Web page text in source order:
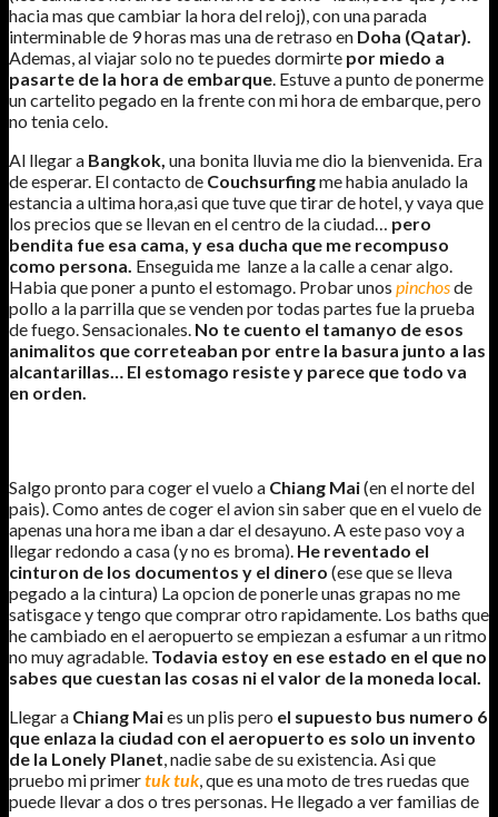
hacia mas que cambiar la hora del reloj), con una parada
interminable de 9 horas mas una de retraso en Doha (Qatar).
Ademas, al viajar solo no te puedes dormirte por miedo a
pasarte de la hora de embarque . Estuve a punto de ponerme
un cartelito pegado en la frente con mi hora de embarque, pero
no tenia celo.
Al llegar a Bangkok, una bonita lluvia me dio la bienvenida. Era
de esperar. El contacto de Couchsurfingme habia anulado la
estancia a ultima hora,asi que tuve que tirar de hotel, y vaya que
los precios que se llevan en el centro de la ciudad… pero
bendita fue esa cama, y esa ducha que me recompuso
como persona. Enseguida me lanze a la calle a cenar algo.
Habia que poner a punto el estomago. Probar unos pinchosde
pollo a la parrilla que se venden por todas partes fue la prueba
de fuego. Sensacionales. No te cuento el tamanyo de esos
animalitos que correteaban por entre la basura junto a las
alcantarillas… El estomago resiste y parece que todo va
en orden.
Salgo pronto para coger el vuelo a Chiang Mai(en el norte del
pais). Como antes de coger el avion sin saber que en el vuelo de
apenas una hora me iban a dar el desayuno. A este paso voy a
llegar redondo a casa (y no es broma). He reventado el
cinturon de los documentos y el dinero (ese que se lleva
pegado a la cintura) La opcion de ponerle unas grapas no me
satisgace y tengo que comprar otro rapidamente. Los baths que
he cambiado en el aeropuerto se empiezan a esfumar a un ritmo
no muy agradable. Todavia estoy en ese estado en el que no
sabes que cuestan las cosas ni el valor de la moneda local.
Llegar a Chiang Maies un plis pero el supuesto bus numero 6
que enlaza la ciudad con el aeropuerto es solo un invento
de la Lonely Planet, nadie sabe de su existencia. Asi que
pruebo mi primertuk tuk, que es una moto de tres ruedas que
puede llevar a dos o tres personas. He llegado a ver familias de